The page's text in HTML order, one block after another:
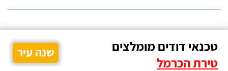
טכנאי דודים מומלצים
טירת הכרמל
שנה עיר